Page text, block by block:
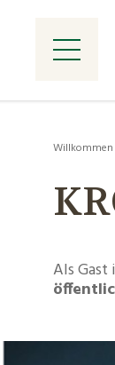
Willkommen
Als Gast